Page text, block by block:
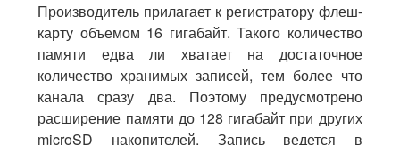
Производитель прилагает к регистратору флеш-
карту объемом 16 гигабайт. Такого количество
памяти едва ли хватает на достаточное
количество хранимых записей, тем более что
канала сразу два. Поэтому предусмотрено
расширение памяти до 128 гигабайт при других
microSD накопителей. Запись ведется в